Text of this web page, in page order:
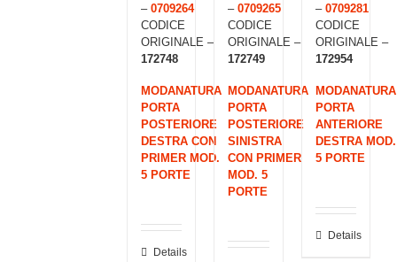
– 0709264
CODICE
ORIGINALE –
172748
MODANATURA
PORTA
POSTERIORE
DESTRA CON
PRIMER MOD.
5 PORTE
Details
–0709265
CODICE
ORIGINALE –
172749
MODANATURA
PORTA
POSTERIORE
SINISTRA
CON PRIMER
MOD. 5
PORTE
– 0709281
CODICE
ORIGINALE –
172954
MODANATURA
PORTA
ANTERIORE
DESTRA MOD.
5 PORTE
Details